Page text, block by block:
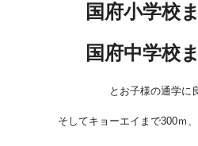
国府小学校
国府中学校
とお子様の通学に
そしてキョーエイまで300ｍ